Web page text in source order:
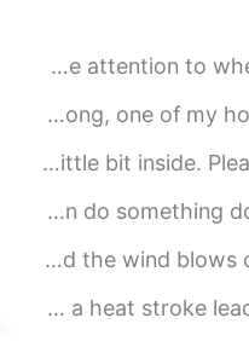
2020.07.01 06:57
我们喜欢去外面吃饭
party 晚上有花火但是
party 晚上有花火但
Positive people like to spread positivity.
我小时候在香港长大，我的爱好是画画。 When I
When people call me “cute” I just want
It's important to think before you act. Just
My nephew passed away few days ago,